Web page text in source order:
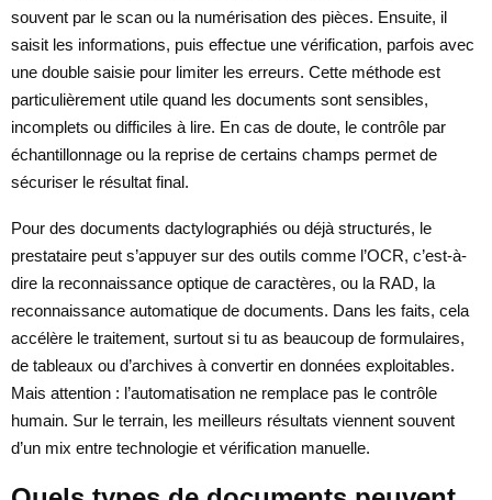
souvent par le scan ou la numérisation des pièces. Ensuite, il
saisit les informations, puis effectue une vérification, parfois avec
une double saisie pour limiter les erreurs. Cette méthode est
particulièrement utile quand les documents sont sensibles,
incomplets ou difficiles à lire. En cas de doute, le contrôle par
échantillonnage ou la reprise de certains champs permet de
sécuriser le résultat final.
Pour des documents dactylographiés ou déjà structurés, le
prestataire peut s’appuyer sur des outils comme l’OCR, c’est-à-
dire la reconnaissance optique de caractères, ou la RAD, la
reconnaissance automatique de documents. Dans les faits, cela
accélère le traitement, surtout si tu as beaucoup de formulaires,
de tableaux ou d’archives à convertir en données exploitables.
Mais attention : l’automatisation ne remplace pas le contrôle
humain. Sur le terrain, les meilleurs résultats viennent souvent
d’un mix entre technologie et vérification manuelle.